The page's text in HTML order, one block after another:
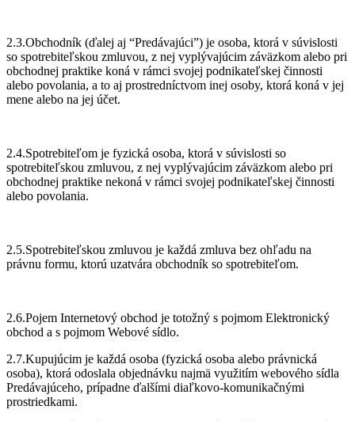
2.3.Obchodník (ďalej aj “Predávajúci”) je osoba, ktorá v súvislosti
so spotrebiteľskou zmluvou, z nej vyplývajúcim záväzkom alebo pri
obchodnej praktike koná v rámci svojej podnikateľskej činnosti
alebo povolania, a to aj prostredníctvom inej osoby, ktorá koná v jej
mene alebo na jej účet.
2.4.Spotrebiteľom je fyzická osoba, ktorá v súvislosti so
spotrebiteľskou zmluvou, z nej vyplývajúcim záväzkom alebo pri
obchodnej praktike nekoná v rámci svojej podnikateľskej činnosti
alebo povolania.
2.5.Spotrebiteľskou zmluvou je každá zmluva bez ohľadu na
právnu formu, ktorú uzatvára obchodník so spotrebiteľom.
2.6.Pojem Internetový obchod je totožný s pojmom Elektronický
obchod a s pojmom Webové sídlo.
2.7.Kupujúcim je každá osoba (fyzická osoba alebo právnická
osoba), ktorá odoslala objednávku najmä využitím webového sídla
Predávajúceho, prípadne ďalšími diaľkovo-komunikačnými
prostriedkami.